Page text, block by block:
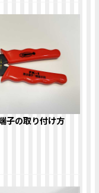
子の取り付け方